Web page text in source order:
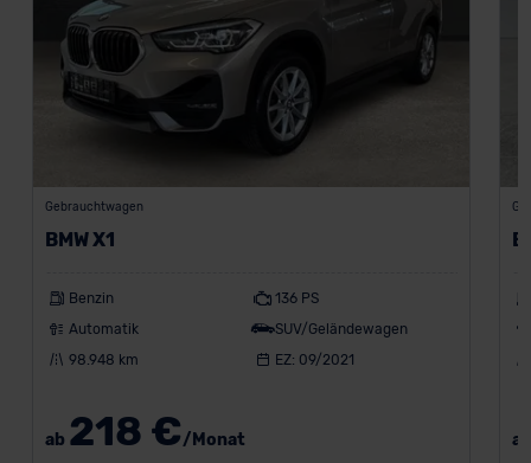
Gebrauchtwagen
BMW X1
Benzin
136 PS
Automatik
SUV/Geländewagen
98.948 km
EZ: 09/2021
ab 218 €/Monat